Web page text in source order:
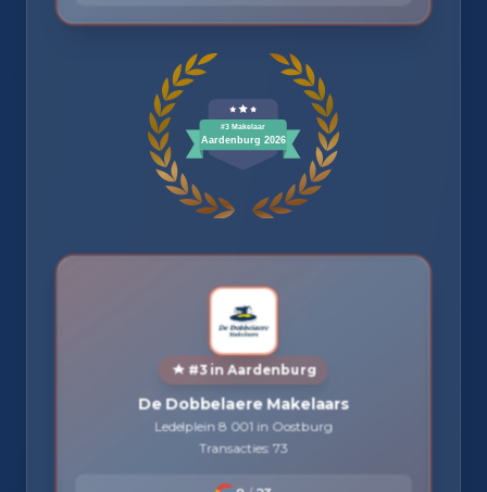
#3 in Aardenburg
De Dobbelaere Makelaars
Ledelplein 8 001 in Oostburg
Transacties: 73